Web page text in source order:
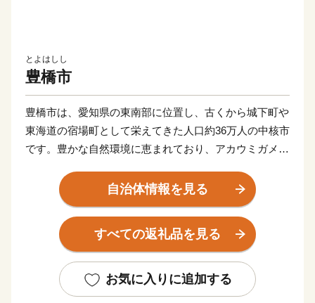
とよはしし
豊橋市
豊橋市は、愛知県の東南部に位置し、古くから城下町や
東海道の宿場町として栄えてきた人口約36万人の中核市
です。豊かな自然環境に恵まれており、アカウミガメが
本有数の渡り鳥の飛来地である三河湾の汐川干潟などが
あります。また、温暖な気候に恵まれ、大消費地が近い
こともあり全国有数の農業産地となっています。三河港
には多くの外資系企業が進出しており、特に自動車の輸
ます発展が期待されています。
「手筒花火」「のんほいパーク」「路面電車」「とよは
自治体情報を見る
すべての返礼品を見る
お気に入りに追加する